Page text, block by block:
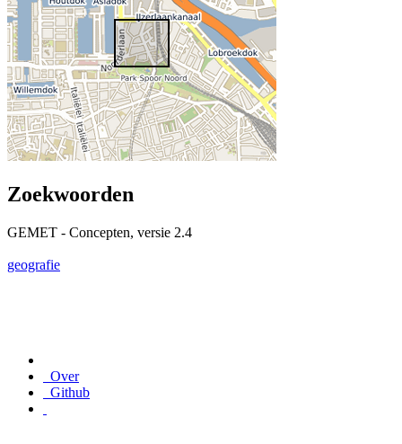
Zoekwoorden
GEMET - Concepten, versie 2.4
geografie
Over
Github